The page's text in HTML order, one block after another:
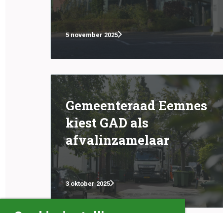
5 november 2025
Gemeenteraad Eemnes
kiest GAD als
afvalinzamelaar
3 oktober 2025